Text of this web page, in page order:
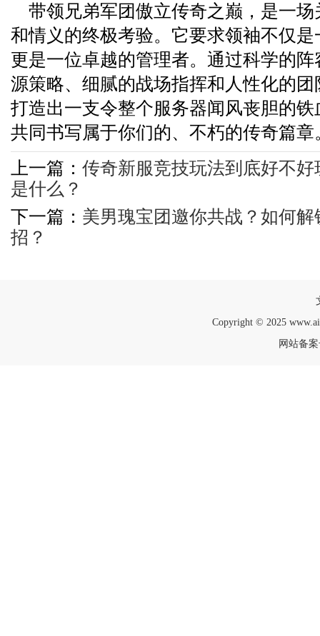
带领兄弟军团傲立传奇之巅，是一
和情义的终极考验。它要求领袖不仅
更是一位卓越的管理者。通过科学的
源策略、细腻的战场指挥和人性化的
打造出一支令整个服务器闻风丧胆的
共同书写属于你们的、不朽的传奇篇章
上一篇： 传奇新服竞技玩法到底好不
是什么？
下一篇： 美男瑰宝团邀你共战？如何
招？
Copyright © 2025
网站备